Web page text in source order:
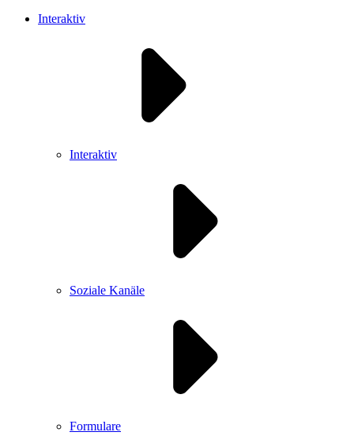
Interaktiv
Interaktiv
Soziale Kanäle
Formulare